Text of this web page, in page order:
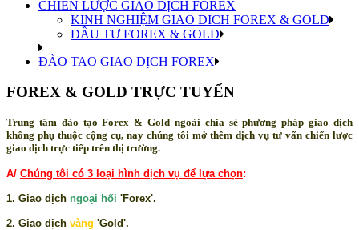
CHIẾN LƯỢC GIAO DỊCH FOREX
KINH NGHIỆM GIAO DICH FOREX & GOLD
ĐẦU TƯ FOREX & GOLD
ĐÀO TAO GIAO DỊCH FOREX
FOREX & GOLD TRỰC TUYẾN
Trung tâm đào tạo Forex & Gold ngoài chia sẻ phương pháp giao dịch
không phụ thuộc cộng cụ, nay chúng tôi mở thêm dịch vụ tư vấn chiến lược
giao dịch trực tiếp trên thị trường.
A/ Chúng tôi có 3 loại hình dịch vụ để lựa chọn:
1. Giao dịch ngoại hối 'Forex'.
2. Giao dịch vàng 'Gold'.